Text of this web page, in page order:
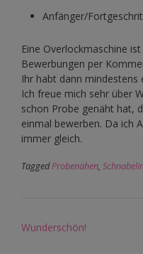
Anfänger/
Eine Overlockmaschine
Bewerbungen per
Ihr habt dann mindestens
Ich freue mich sehr über
schon Probe genäht hat,
einmal bewerben. Da ich
immer gleich.
TaggedProbenähen,
Post
Wunderschön!